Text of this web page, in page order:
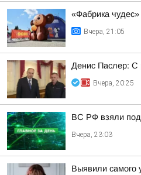
«Фабрика чудес»
Вчера, 21:05
Денис Паслер: С
Вчера, 20:25
ВС РФ взяли под
Вчера, 23:03
Выявили самого